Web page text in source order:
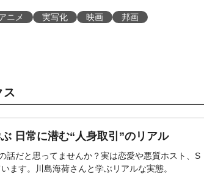
ニメ 実写化 映画 邦画
ス
日常に潜む“人身取引”のリアル
話だと思ってませんか？実は恋愛や悪質ホスト、S
ます。川島海荷さんと学ぶリアルな実態。